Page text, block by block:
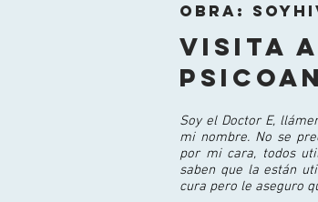
Obra:
Visita
Soy el Doctor E,
mi nombre. No se
por mi cara, todos
saben que la están
cura pero le aseguro